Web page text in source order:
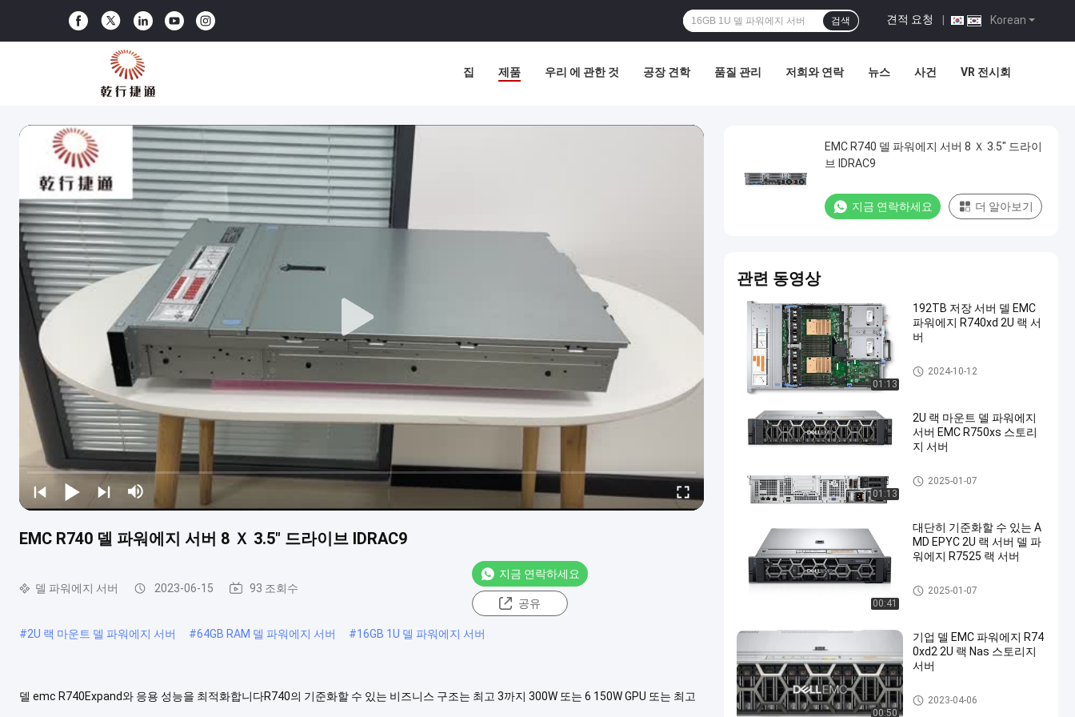
Korean
견적 요청
검색
집 제품 우리 에 관한 것 공장 견학 품질 관리 저희와 연락 뉴스 사건 VR 전시회
EMC R740 델 파워에지 서버 8 Ｘ 3.5″ 드라이브 IDRAC9
델 파워에지 서버 2023-06-15 93 조회수
지금 연락하세요
공유
#2U 랙 마운트 델 파워에지 서버 #64GB RAM 델 파워에지 서버 #16GB 1U 델 파워에지 서버
델 emc R740Expand와 응용 성능을 최적화합니다R740의 기준화할 수 있는 비즈니스 구조는 최고 3까지 300W 또는 6 150W GPU 또는 최고
EMC R740 델 파워에지 서버 8 Ｘ 3.5″ 드라이
브 IDRAC9
지금 연락하세요 더 알아보기
관련 동영상
01:13
192TB 저장 서버 델 EMC
파워에지 R740xd 2U 랙 서
버
델 파워에지 서버
2024-10-12
01:13
2U 랙 마운트 델 파워에지
서버 EMC R750xs 스토리
지 서버
델 파워에지 서버
2025-01-07
00:41
대단히 기준화할 수 있는 A
MD EPYC 2U 랙 서버 델 파
워에지 R7525 랙 서버
델 파워에지 서버
2025-01-07
00:50
기업 델 EMC 파워에지 R74
0xd2 2U 랙 Nas 스토리지
서버
델 파워에지 서버
2023-04-06